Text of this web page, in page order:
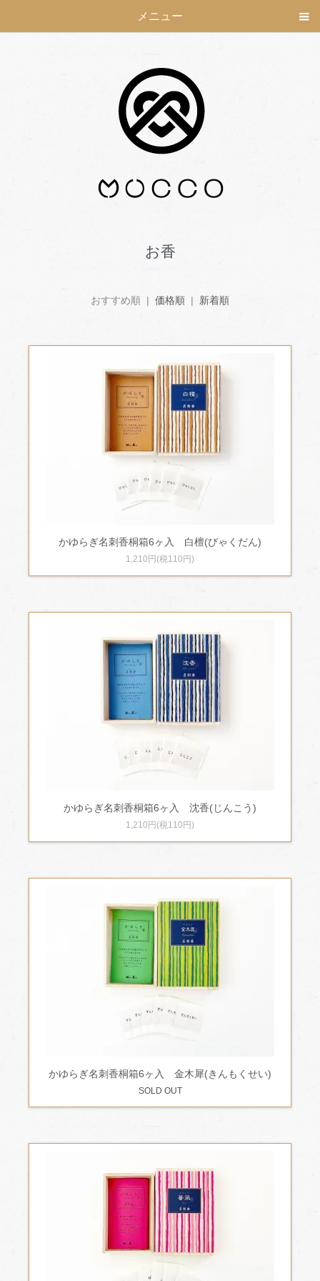
メニュー
お香
おすすめ順 | 価格順 | 新着順
かゆらぎ名刺香桐箱6ヶ入 白檀(びゃくだん)
1,210円(税110円)
かゆらぎ名刺香桐箱6ヶ入 沈香(じんこう)
1,210円(税110円)
かゆらぎ名刺香桐箱6ヶ入 金木犀(きんもくせい)
SOLD OUT